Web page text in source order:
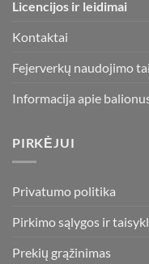
Licencijos ir leidimai
Kontaktai
Fejerverkų naudojimo
Informacija apie
PIRKĖJUI
Privatumo politika
Pirkimo sąlygos ir
Prekių grąžinimas